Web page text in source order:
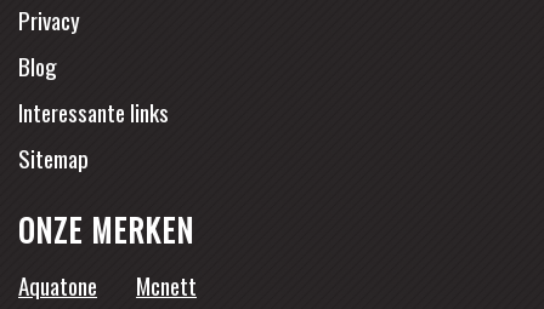
Privacy
Blog
Interessante links
Sitemap
ONZE MERKEN
Aquatone
Mcnett